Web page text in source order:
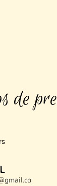
de